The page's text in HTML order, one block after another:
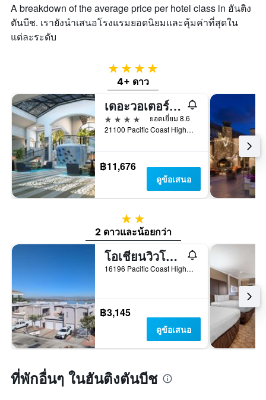
ที่
พบ
ใน
ช่วง
มา
ราคา
เฉลี่ย
ของ
A breakdown of the average price per hotel class in ฮันติง
ตันบีช. เรายังนำเสนอโรงแรมยอดนิยมและคุ้มค่าที่สุดใน
แต่ละระดับ
4 ดาว
4+ ดาว
เดอะวอเตอร์ฟรอนท์บีชรีสอร์ท - ในเครือโรงแรมฮิลตัน
4 ดาว
ยอดเยี่ยม 8.6
21100 Pacific Coast Highway, ฮันติงตันบีช, CA, สหรัฐอเมริกา
฿11,676
ดูข้อเสนอ
2 ดาว
2 ดาวและน้อยกว่า
โอเชียนวิวโมเทล - ฮันติงตันบีช
16196 Pacific Coast Highway, ฮันติงตันบีช, CA, สหรัฐอเมริกา
฿3,145
ดูข้อเสนอ
ที่พักอื่นๆ ในฮันติงตันบีช